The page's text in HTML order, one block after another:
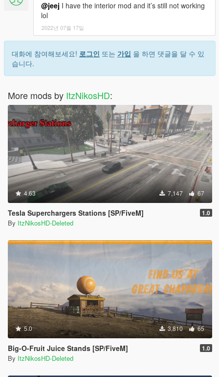
@jeej I have the interior mod and it’s still not working
lol
2022년 07월 17일
대화에 참여해보세요! 로그인 또는 가입 을 하면 댓글을 달 수 있
습니다.
More mods by ItzNikosHD:
4.63 7,147 67
Tesla Superchargers Stations [SP/FiveM] 1.0
By ItzNikosHD-Deleted
5.0 3,810 65
Big-O-Fruit Juice Stands [SP/FiveM] 1.0
By ItzNikosHD-Deleted